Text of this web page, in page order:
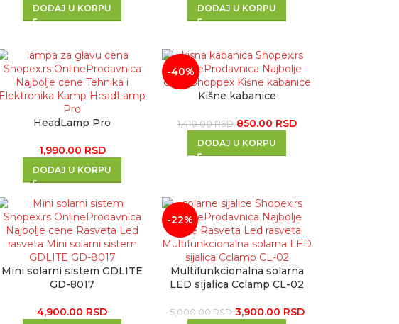
DODAJ U KORPU DODAJ U KORPU
HeadLamp Pro
1,990.00 RSD
DODAJ U KORPU
-40%
Kišne kabanice
1,410.00RSD 850.00 RSD
DODAJ U KORPU
Mini solarni sistem GDLITE
GD-8017
4,900.00 RSD
-22%
Multifunkcionalna solarna
LED sijalica Cclamp CL-02
5,000.00RSD 3,900.00 RSD